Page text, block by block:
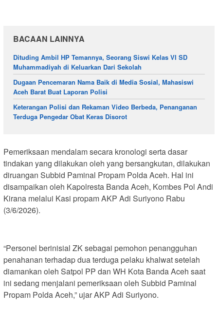
BACAAN LAINNYA
Dituding Ambil HP Temannya, Seorang Siswi Kelas VI SD
Muhammadiyah di Keluarkan Dari Sekolah
Dugaan Pencemaran Nama Baik di Media Sosial, Mahasiswi
Aceh Barat Buat Laporan Polisi
Keterangan Polisi dan Rekaman Video Berbeda, Penanganan
Terduga Pengedar Obat Keras Disorot
Pemeriksaan mendalam secara kronologi serta dasar
tindakan yang dilakukan oleh yang bersangkutan, dilakukan
diruangan Subbid Paminal Propam Polda Aceh. Hal ini
disampaikan oleh Kapolresta Banda Aceh, Kombes Pol Andi
Kirana melalui Kasi propam AKP Adi Suriyono Rabu
(3/6/2026).
“Personel berinisial ZK sebagai pemohon penangguhan
penahanan terhadap dua terduga pelaku khalwat setelah
diamankan oleh Satpol PP dan WH Kota Banda Aceh saat
ini sedang menjalani pemeriksaan oleh Subbid Paminal
Propam Polda Aceh,” ujar AKP Adi Suriyono.